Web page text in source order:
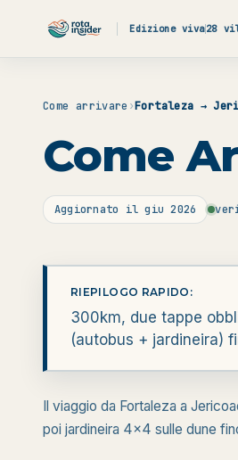
Edizione viva28
Come arrivare ›Fortaleza →
Come
Aggiornato il giu 2026
RIEPILOGO RAPIDO:
300km, due tappe
(autobus + jardineira)
Il viaggio da Fortaleza a
poi jardineira 4x4 sulle dune